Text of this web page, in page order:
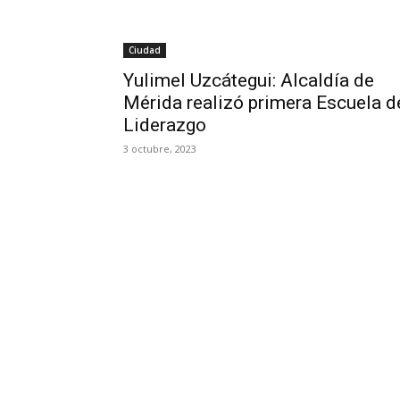
Ciudad
Yulimel Uzcátegui: Alcaldía de
Mérida realizó primera Escuela
Liderazgo
3 octubre, 2023